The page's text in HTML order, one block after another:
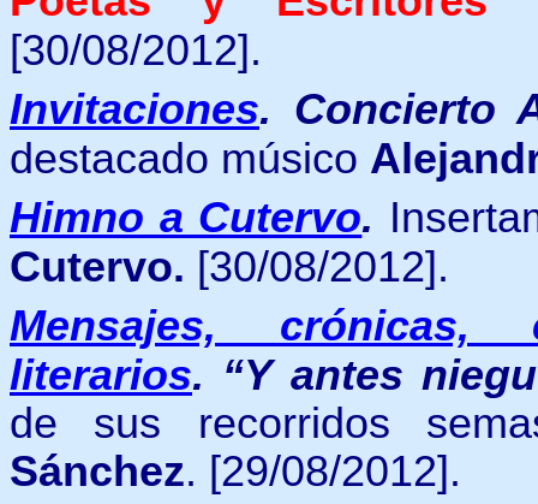
[30/08/2012].
Invitaciones. Concierto
destacado músico
Himno a Cutervo.
Cutervo. [30/08/2012].
Mensajes, crónicas,
literarios. “Y antes
de sus recorridos
Sánchez. [29/08/2012].